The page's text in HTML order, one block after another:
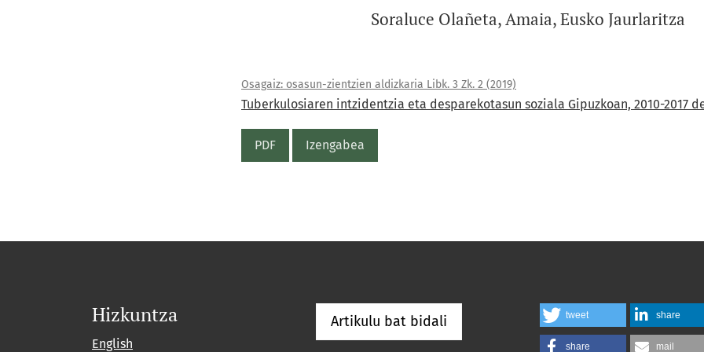
Soraluce Olañeta, Amaia, Eusko Jaurlaritza
Osagaiz: osasun-zientzien aldizkaria Libk. 3 Zk. 2 (2019)
Tuberkulosiaren intzidentzia eta desparekotasun soziala Gipuzkoan, 2010-2017
PDF Izengabea
Hizkuntza
English
Artikulu bat bidali tweet share
share mail